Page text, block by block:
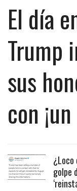
El día
Trump
sus
con
golpe